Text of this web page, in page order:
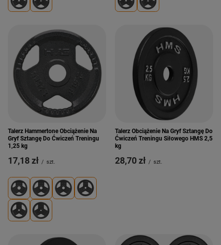
Talerz Hammertone Obciążenie Na
Gryf Sztangę Do Ćwiczeń Treningu
1,25 kg
17,18 zł / szt.
Talerz Obciążenie Na Gryf Sztangę Do
Ćwiczeń Treningu Siłowego HMS 2,5
kg
28,70 zł / szt.